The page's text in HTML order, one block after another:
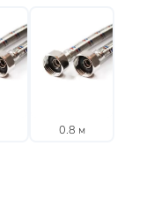
0.8 м